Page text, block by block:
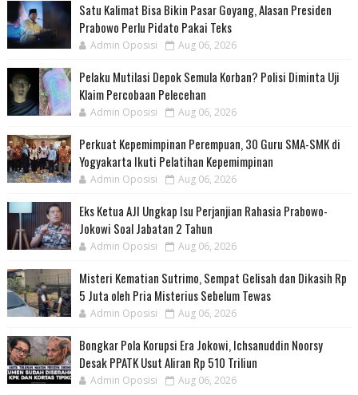
Satu Kalimat Bisa Bikin Pasar Goyang, Alasan Presiden
Prabowo Perlu Pidato Pakai Teks
Admin Oposisi Aug 06, 2026
Pelaku Mutilasi Depok Semula Korban? Polisi Diminta Uji
Klaim Percobaan Pelecehan
Admin Oposisi Aug 06, 2026
Perkuat Kepemimpinan Perempuan, 30 Guru SMA-SMK di
Yogyakarta Ikuti Pelatihan Kepemimpinan
Admin Oposisi Aug 06, 2026
Eks Ketua AJI Ungkap Isu Perjanjian Rahasia Prabowo-
Jokowi Soal Jabatan 2 Tahun
Admin Oposisi Aug 06, 2026
Misteri Kematian Sutrimo, Sempat Gelisah dan Dikasih Rp
5 Juta oleh Pria Misterius Sebelum Tewas
Admin Oposisi Aug 06, 2026
Bongkar Pola Korupsi Era Jokowi, Ichsanuddin Noorsy
Desak PPATK Usut Aliran Rp 510 Triliun
Admin Oposisi Aug 06, 2026